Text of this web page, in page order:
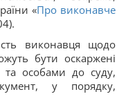
«Про виконавче
виконавця щодо
бути оскаржені
особами до суду,
у порядку,